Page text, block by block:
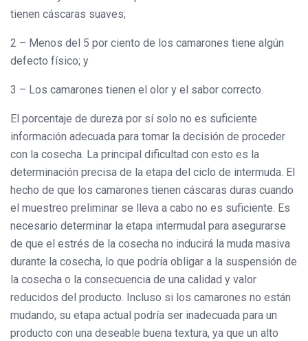
tienen cáscaras suaves;
2 – Menos del 5 por ciento de los camarones tiene algún
defecto físico; y
3 – Los camarones tienen el olor y el sabor correcto.
El porcentaje de dureza por sí solo no es suficiente
información adecuada para tomar la decisión de proceder
con la cosecha. La principal dificultad con esto es la
determinación precisa de la etapa del ciclo de intermuda. El
hecho de que los camarones tienen cáscaras duras cuando
el muestreo preliminar se lleva a cabo no es suficiente. Es
necesario determinar la etapa intermudal para asegurarse
de que el estrés de la cosecha no inducirá la muda masiva
durante la cosecha, lo que podría obligar a la suspensión de
la cosecha o la consecuencia de una calidad y valor
reducidos del producto. Incluso si los camarones no están
mudando, su etapa actual podría ser inadecuada para un
producto con una deseable buena textura, ya que un alto